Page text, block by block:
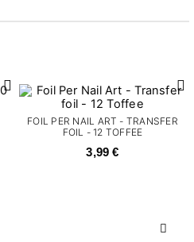
FOIL PER NAIL ART - TRANSFER
FOIL - 12 TOFFEE
3,99 €